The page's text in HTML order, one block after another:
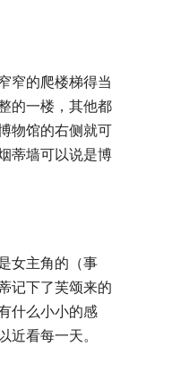
窄的爬楼梯得当
的一楼，其他都
物馆的右侧就可
蒂墙可以说是博
女主角的（事
记下了芙颂来的
什么小小的感
近看每一天。